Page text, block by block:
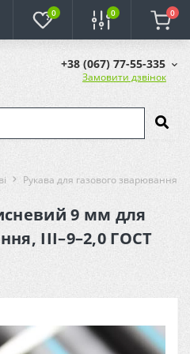
0 0 0
+38 (067) 77-55-335
Замовити дзвінок
Рукава для газового зварювання
9 мм для
III–9–2,0 ГОСТ